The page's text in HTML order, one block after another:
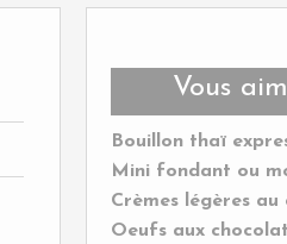
Vous
Crèmes légères